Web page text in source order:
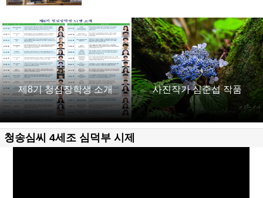
제8기 청심장학생 소개 사진작가 심준섭 작품
청송심씨 4세조 심덕부 시제